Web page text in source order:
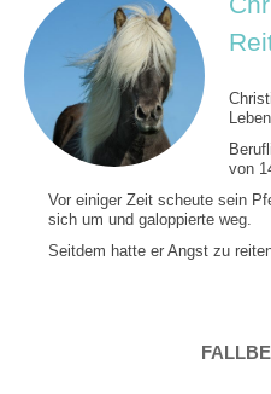
von
Vor einiger Zeit scheute sein
sich um und galoppierte weg.
Seitdem hatte er Angst zu